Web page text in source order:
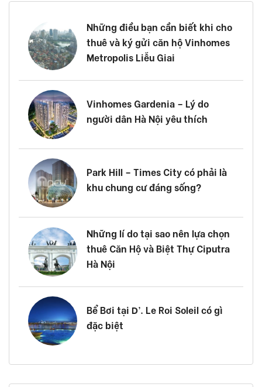
Những điều bạn cần biết khi cho
thuê và ký gửi căn hộ Vinhomes
Metropolis Liễu Giai
Vinhomes Gardenia – Lý do
người dân Hà Nội yêu thích
Park Hill – Times City có phải là
khu chung cư đáng sống?
Những lí do tại sao nên lựa chọn
thuê Căn Hộ và Biệt Thự Ciputra
Hà Nội
Bể Bơi tại D’. Le Roi Soleil có gì
đặc biệt